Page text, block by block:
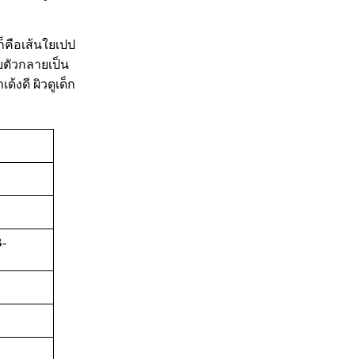
อเส้นใยเปป
วกลายเป็น
งดี ผิวดูเด็ก